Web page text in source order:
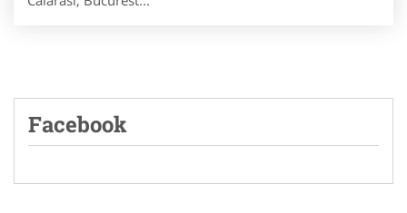
Facebook